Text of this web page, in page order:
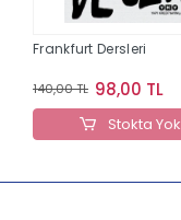
Frankfurt Dersleri
140,00 TL 98,00 TL
Stokta Yok